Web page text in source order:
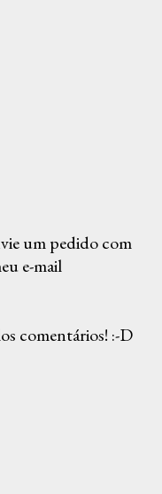
um pedido com
e-mail
comentários! :-D